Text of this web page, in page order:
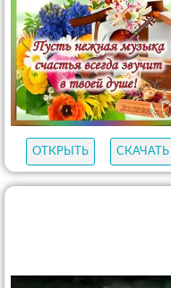
ОТКРЫТЬ СКАЧАТЬ